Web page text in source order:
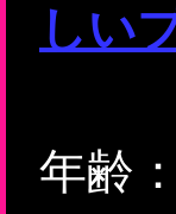
しい
年齢